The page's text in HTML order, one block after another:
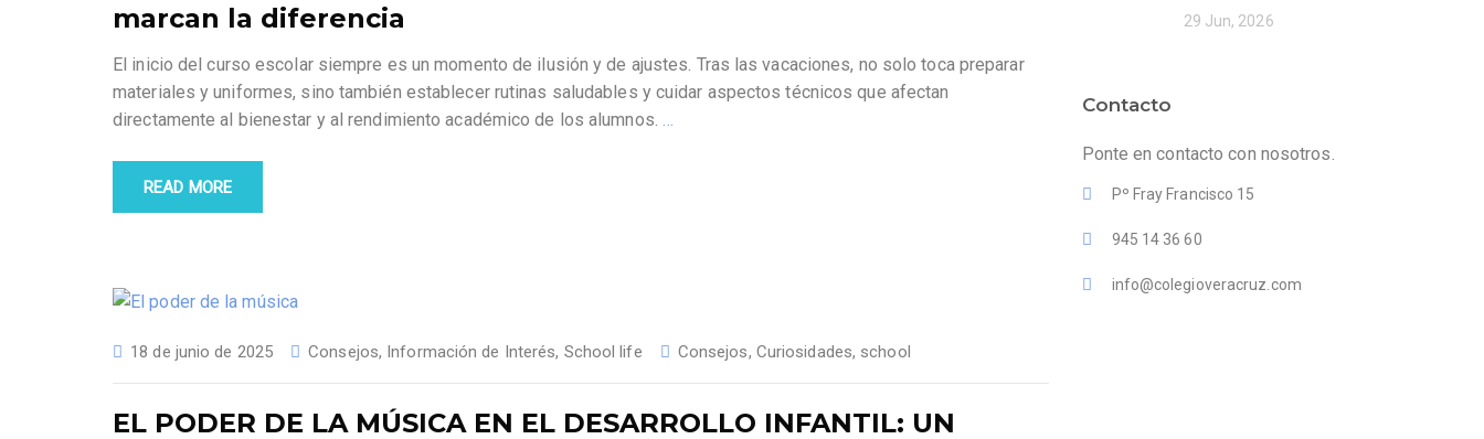
marcan la diferencia
El inicio del curso escolar siempre es un momento de ilusión y de ajustes. Tras las vacaciones, no solo toca preparar
materiales y uniformes, sino también establecer rutinas saludables y cuidar aspectos técnicos que afectan
directamente al bienestar y al rendimiento académico de los alumnos.
READ MORE
18 de junio de 2025 Consejos, Información de Interés, School life Consejos, Curiosidades, school
EL PODER DE LA MÚSICA EN EL DESARROLLO INFANTIL: UN
29 Jun, 2026
Contacto
Ponte en contacto con nosotros.
Pº Fray Francisco 15
945 14 36 60
info@colegioveracruz.com